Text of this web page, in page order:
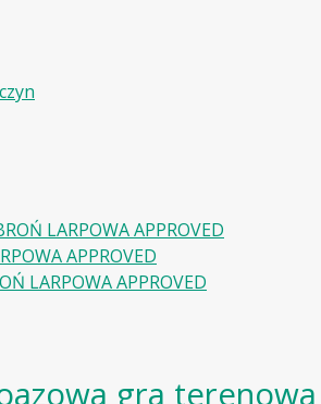
LARPOWA APPROVED
APPROVED
LARPOWA APPROVED
gra terenowa